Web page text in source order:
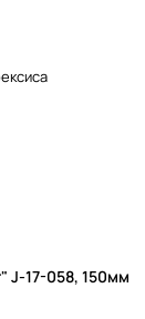
J-17-058, 150мм